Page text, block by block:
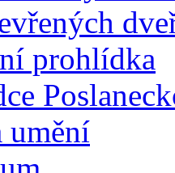
prohlídka
umění